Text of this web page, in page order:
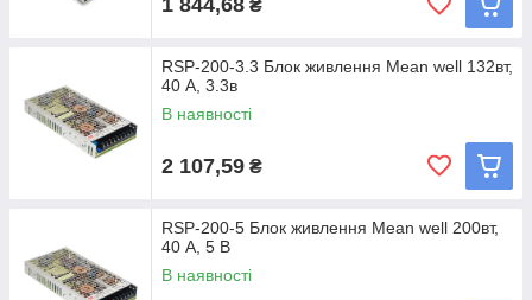
₴
RSP-200-3.3 Блок живлення Mean well 132вт,
40 А, 3.3в
В наявності
2 107,59 ₴
RSP-200-5 Блок живлення Mean well 200вт,
40 А, 5 В
В наявності